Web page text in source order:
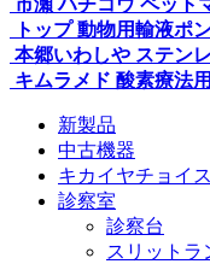
市瀬 ハチコウ ペット
トップ 動物用輸液ポ
本郷いわしや ステン
キムラメド 酸素療法
新製品
中古機器
キカイヤチョイス
診察室
診察台
スリットラ